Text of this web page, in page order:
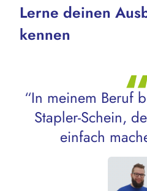
Lerne deinen
kennen
“In meinem Beruf
Stapler-Schein,
einfach